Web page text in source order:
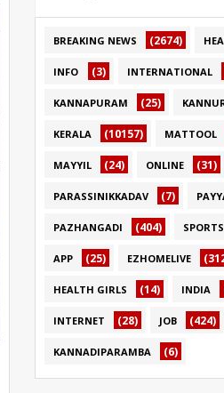
BREAKING NEWS (2674)
INFO (3) INTERNATIONAL
KANNAPURAM (25)
KERALA (10157) MATTOOL
MAYYIL (24) ONLINE (31)
PARASSINIKKADAV (7)
PAZHANGADI (404) SPORTS
APP (25) EZHOMELIVE
HEALTH GIRLS (14) INDIA
INTERNET (28) JOB (424)
KANNADIPARAMBA (6)